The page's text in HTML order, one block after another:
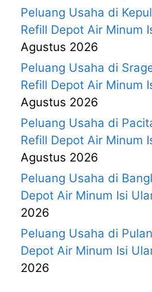
Peluang Usaha di
Refill Depot Air Minum
Agustus 2026
Peluang Usaha di
Refill Depot Air Minum
Agustus 2026
Peluang Usaha di
Refill Depot Air Minum
Agustus 2026
Peluang Usaha di
Depot Air Minum Isi
2026
Peluang Usaha di
Depot Air Minum Isi
2026